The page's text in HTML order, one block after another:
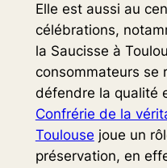
Elle est aussi au
célébrations,
la Saucisse à
consommateurs se
défendre la qualité
Confrérie de la
Toulouse joue un
préservation, en